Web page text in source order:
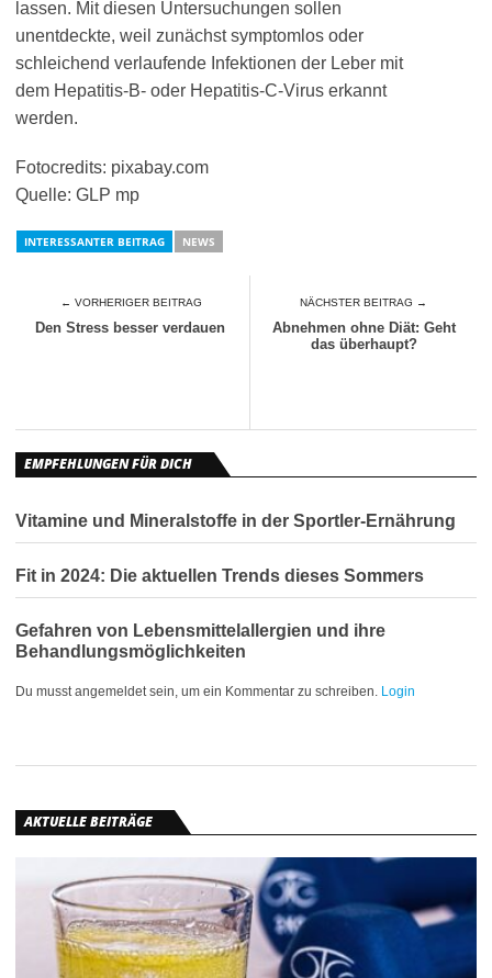
lassen. Mit diesen Untersuchungen sollen
unentdeckte, weil zunächst symptomlos oder
schleichend verlaufende Infektionen der Leber mit
dem Hepatitis-B- oder Hepatitis-C-Virus erkannt
werden.
Fotocredits: pixabay.com
Quelle: GLP mp
INTERESSANTER BEITRAG NEWS
← VORHERIGER BEITRAG
Den Stress besser verdauen
NÄCHSTER BEITRAG →
Abnehmen ohne Diät: Geht
das überhaupt?
EMPFEHLUNGEN FÜR DICH
Vitamine und Mineralstoffe in der Sportler-Ernährung
Fit in 2024: Die aktuellen Trends dieses Sommers
Gefahren von Lebensmittelallergien und ihre
Behandlungsmöglichkeiten
Du musst angemeldet sein, um ein Kommentar zu schreiben. Login
AKTUELLE BEITRÄGE